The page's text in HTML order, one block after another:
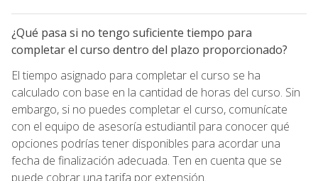
¿Qué pasa si no tengo suficiente tiempo para
completar el curso dentro del plazo proporcionado?
El tiempo asignado para completar el curso se ha
calculado con base en la cantidad de horas del curso. Sin
embargo, si no puedes completar el curso, comunícate
con el equipo de asesoría estudiantil para conocer qué
opciones podrías tener disponibles para acordar una
fecha de finalización adecuada. Ten en cuenta que se
puede cobrar una tarifa por extensión.